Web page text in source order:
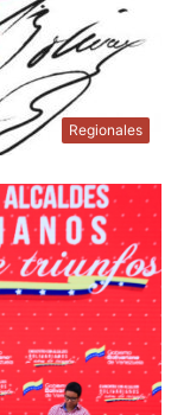
Regionales